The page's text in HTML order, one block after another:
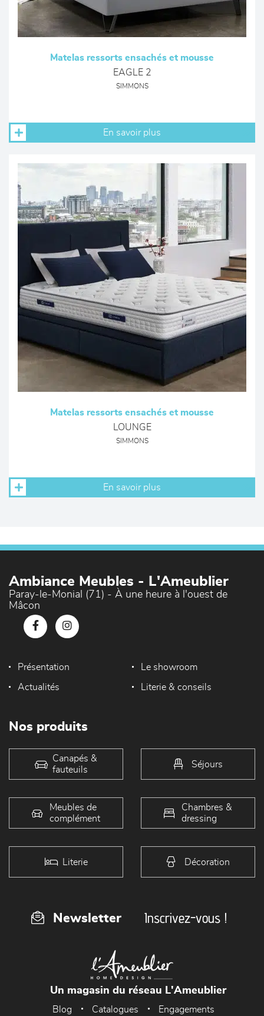
Matelas ressorts ensachés et mousse
EAGLE 2
SIMMONS
En savoir plus
Matelas ressorts ensachés et mousse
LOUNGE
SIMMONS
En savoir plus
Ambiance Meubles - L'Ameublier
Paray-le-Monial (71) - À une heure à l'ouest de
Mâcon
Présentation Le showroom
Actualités Literie & conseils
Nos produits
Canapés &
fauteuils
Séjours
Meubles de
complément
Chambres &
dressing
Literie Décoration
Newsletter Inscrivez-vous !
Un magasin du réseau L'Ameublier
Blog Catalogues Engagements